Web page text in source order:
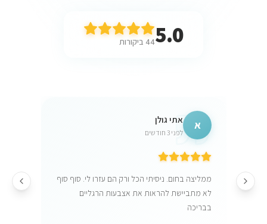
5.0
44 ביקורות
א אתי גולן
לפני 3 חודשים
ממליצה בחום. ניסיתי הכל ורק הם עזרו לי. סוף סוף
לא מתביישת להראות את אצבעות הרגליים
בבריכה